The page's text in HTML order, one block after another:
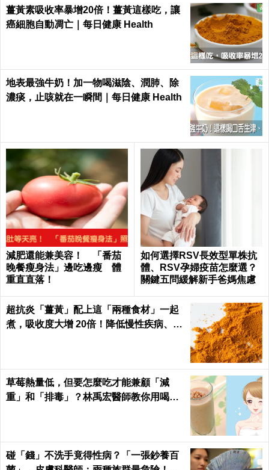
薑黃素吸收率暴增20倍！薑黃這樣吃，讓
癌細胞自動凋亡｜每日健康 Health
地表最強牛奶！加一物喝滋陰、潤肺、除
濃痰，止咳就在一瞬間｜每日健康 Health
減肥還能兼美容！ 「番茄
晚餐瘦身法」邊吃邊瘦 體
重直直落！
如何選擇RSV長效型單株抗
體、RSV孕婦疫苗怎麼選？
關鍵五問緩解新手爸媽焦慮
超抗炎「薑黃」配上這「兩種食材」一起
煮，吸收度大增 20倍！降低慢性疾病、癌
草莓熱量低，但要怎麼吃才能兼顧「減
重」和「排毒」？林禹宏醫師教你用喝的
碰「錢」不洗手竟得性病？「一張鈔養百